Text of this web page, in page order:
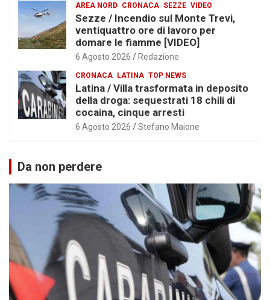
AREA NORD CRONACA SEZZE VIDEO
Sezze / Incendio sul Monte Trevi,
ventiquattro ore di lavoro per
domare le fiamme [VIDEO]
6 Agosto 2026 Redazione
CRONACA LATINA TOP NEWS
Latina / Villa trasformata in deposito
della droga: sequestrati 18 chili di
cocaina, cinque arresti
6 Agosto 2026 Stefano Maione
Da non perdere